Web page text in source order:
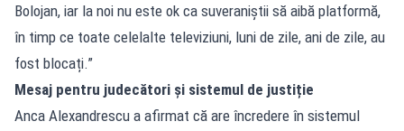
Bolojan, iar la noi nu este ok ca suveraniștii să aibă platformă,
în timp ce toate celelalte televiziuni, luni de zile, ani de zile, au
fost blocați.”
Mesaj pentru judecători și sistemul de justiție
Anca Alexandrescu a afirmat că are încredere în sistemul